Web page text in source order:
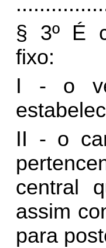
§ 3º É
fixo:
I - o
II - o
central
assim
para